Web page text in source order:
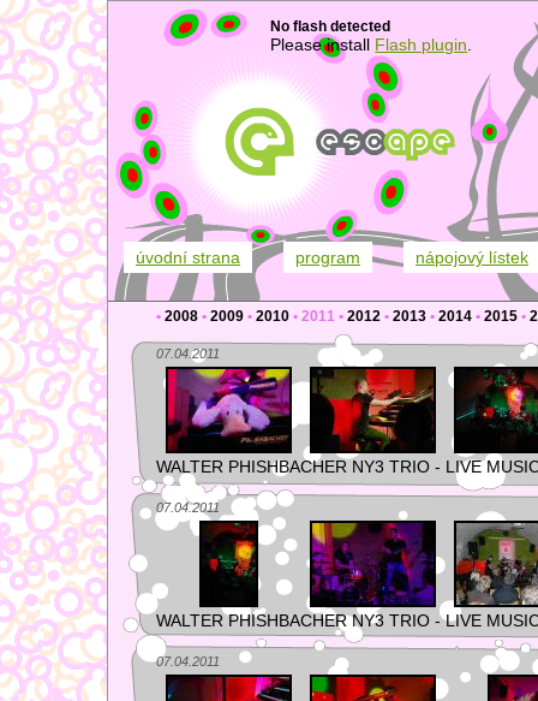
No flash detected
Please install Flash plugin
úvodní strana program nápojový lístek
• 2008 • 2009 • 2010 • 2011 • 2012 • 2013 • 2014 • 2015 •
07.04.2011
WALTER PHISHBACHER NY3 TRIO - LIVE
07.04.2011
WALTER PHISHBACHER NY3 TRIO - LIVE
07.04.2011